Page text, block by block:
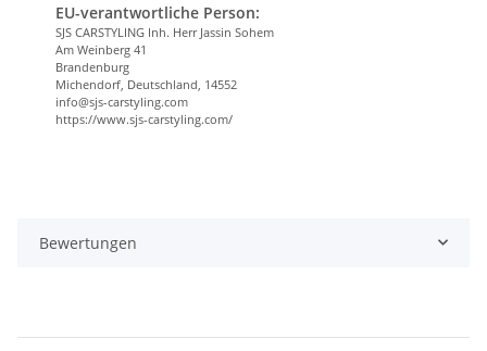
EU-verantwortliche Person:
SJS CARSTYLING Inh. Herr Jassin Sohem
Am Weinberg 41
Brandenburg
Michendorf, Deutschland, 14552
info@sjs-carstyling.com
https://www.sjs-carstyling.com/
Bewertungen